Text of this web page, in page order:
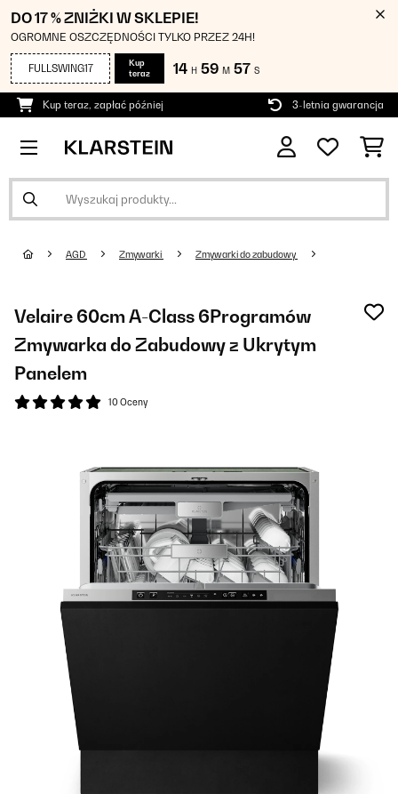
DO 17 % ZNIŻKI W SKLEPIE!
OGROMNE OSZCZĘDNOŚCI TYLKO PRZEZ 24H!
FULLSWING17
Kup
teraz
14 H 59 M 56 S
Kup teraz, zapłać później 3-letnia gwarancja
AGD Zmywarki Zmywarki do zabudowy
Velaire 60cm A-Class 6Programów
Zmywarka do Zabudowy z Ukrytym
Panelem
10 Oceny